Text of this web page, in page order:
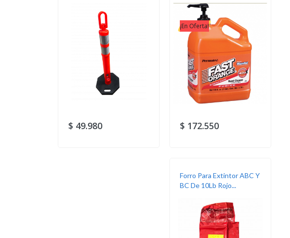
$ 49.980
¡En Oferta!
$ 172.550
Forro Para Extintor ABC Y
BC De 10Lb Rojo...